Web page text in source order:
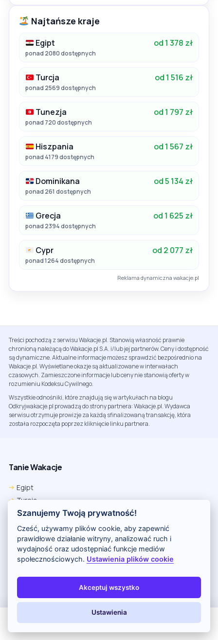
Najtańsze kraje
Egipt od 1 378 zł
ponad 2080 dostępnych
Turcja od 1 516 zł
ponad 2569 dostępnych
Tunezja od 1 797 zł
ponad 720 dostępnych
Hiszpania od 1 567 zł
ponad 4179 dostępnych
Dominikana od 5 134 zł
ponad 261 dostępnych
Grecja od 1 625 zł
ponad 2394 dostępnych
Cypr od 2 077 zł
ponad 1264 dostępnych
Reklama dynamiczna wakacje.pl
Treści pochodzą z serwisu Wakacje.pl. Stanowią własność prawnie
chronioną należącą do Wakacje.pl S.A. i/lub jej partnerów. Ceny i dostępność
są dynamiczne. Aktualne informacje możesz sprawdzić bezpośrednio na
Wakacje.pl. Wyświetlane okazje są aktualizowane w interwałach
czasowych. Zamieszczone informacje lub ceny nie stanowią oferty w
rozumieniu Kodeksu Cywilnego.
Wszystkie odnośniki, które znajdują się w artykułach na blogu
Odkryjwakacje.pl prowadzą do strony partnera: Wakacje.pl. Wydawca
serwisu otrzymuje prowizje za każdą sfinalizowaną transakcję, która
została rozpoczęta poprzez kliknięcie linku partnera.
Tanie Wakacje
Egipt
Turcja
Tunezja
Grecja
Hiszpania
Cypr
Kenia
Wakacje All Inclusive
Wakacje Last Minute
Last Minute wylot jutro
Szanujemy Twoją prywatność!
Cześć, używamy plików cookie, aby zapewnić
prawidłowe działanie witryny, analizować ruch i
wydajność oraz udostępniać funkcje mediów
społecznościowych. Ustawienia plików cookie
Akceptuj wszystko
Ustawienia